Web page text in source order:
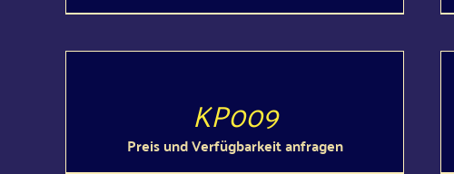
KP009
Preis und Verfügbarkeit anfragen